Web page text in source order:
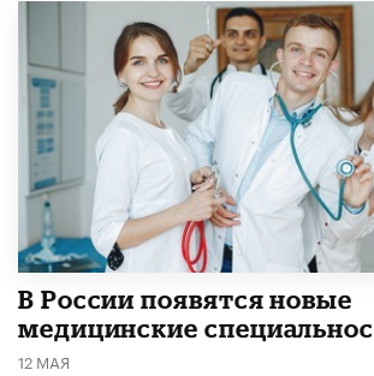
В России появятся новые
медицинские
12 МАЯ